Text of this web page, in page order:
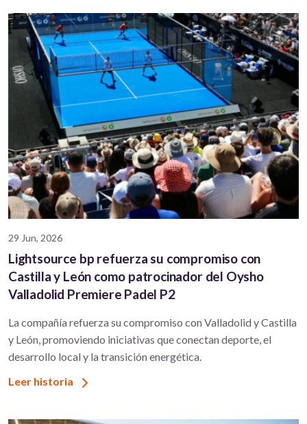
29 Jun, 2026
Lightsource bp refuerza su compromiso con
Castilla y León como patrocinador del Oysho
Valladolid Premiere Padel P2
La compañía refuerza su compromiso con Valladolid y Castilla
y León, promoviendo iniciativas que conectan deporte, el
desarrollo local y la transición energética.
Leer historia